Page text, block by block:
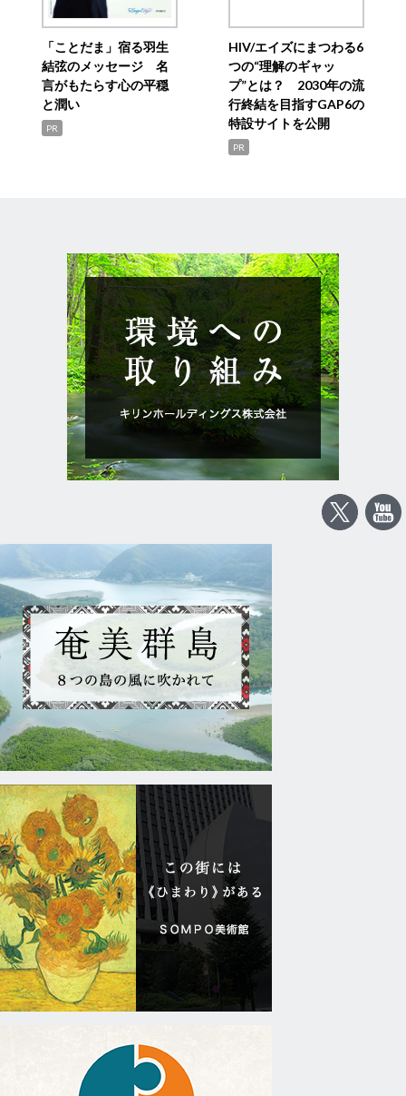
「ことだま」宿る羽生
結弦のメッセージ 名
言がもたらす心の平穏
と潤い
PR
HIV/エイズにまつわる6
つの“理解のギャッ
プ”とは？ 2030年の流
行終結を目指すGAP6の
特設サイトを公開
PR